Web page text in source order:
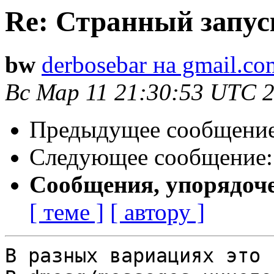
Re: Странный
bw derbosebar на
Вс Мар 11 21:30:53 UTC
Предыдущее
Следующее
Сообщения,
[ теме ] [ автору ]
В разных вариациях